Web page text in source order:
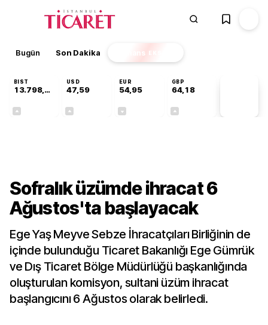
Bugün Son Dakika Finans EKSTRA
BIST
13.798,82
USD
47,59
EUR
54,95
GBP
64,18
Sofralık üzümde ihracat 6
Ağustos'ta başlayacak
Ege Yaş Meyve Sebze İhracatçıları Birliğinin de
içinde bulunduğu Ticaret Bakanlığı Ege Gümrük
ve Dış Ticaret Bölge Müdürlüğü başkanlığında
oluşturulan komisyon, sultani üzüm ihracat
başlangıcını 6 Ağustos olarak belirledi.